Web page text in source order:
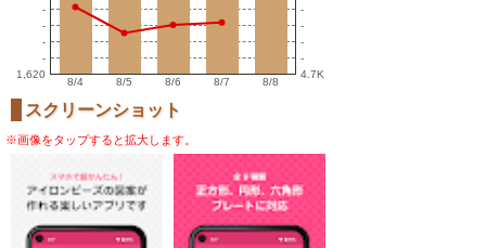
-
-
-
-
1,620
8/4 8/5 8/6 8/7 8/8
-
-
-
-
4.7K
スクリーンショット
※画像をタップすると拡大します。